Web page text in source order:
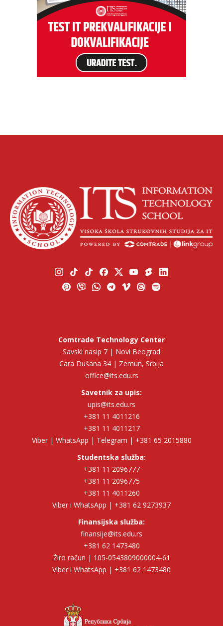
Comtrade Technology Center
Savski nasip 7 | Novi Beograd
Cara Dušana 34 | Zemun, Srbija
office@its.edu.rs
Savetnik za upis:
upis@its.edu.rs
+381 11 4011216
+381 11 4011217
Viber | WhatsApp | Telegram | +381 65 2015880
Studentska služba:
+381 11 2096777
+381 11 2096775
+381 11 4011260
Viber i WhatsApp | +381 62 9273937
Finansijska služba:
finansije@its.edu.rs
+381 62 1473480
Žiro račun | 105-0543809000004-61
Viber i WhatsApp | +381 62 1473480